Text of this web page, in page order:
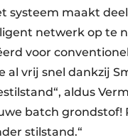
systeem maakt
netwerk op te
voor
vrij snel dankzij
aldus
batch
stilstand.“